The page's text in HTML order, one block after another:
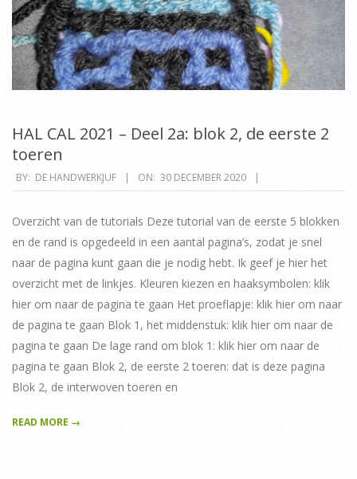
HAL CAL 2021 – Deel 2a: blok 2, de eerste 2
toeren
2020-
12-
30
BY: DE HANDWERKJUF ON: 30 DECEMBER 2020
Overzicht van de tutorials Deze tutorial van de eerste 5 blokken
en de rand is opgedeeld in een aantal pagina’s, zodat je snel
naar de pagina kunt gaan die je nodig hebt. Ik geef je hier het
overzicht met de linkjes. Kleuren kiezen en haaksymbolen: klik
hier om naar de pagina te gaan Het proeflapje: klik hier om naar
de pagina te gaan Blok 1, het middenstuk: klik hier om naar de
pagina te gaan De lage rand om blok 1: klik hier om naar de
pagina te gaan Blok 2, de eerste 2 toeren: dat is deze pagina
Blok 2, de interwoven toeren en
READ MORE →